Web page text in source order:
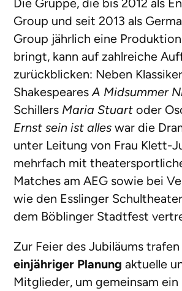
Die Gruppe, die bis 2012 als
Group und seit 2013 als
Group jährlich eine
bringt, kann auf zahlreiche
zurückblicken: Neben
ShakespearesA Midsummer
Schillers Maria Stuart oder
Ernst sein ist alles war die
unter Leitung von Frau Klett-
mehrfach mit
Matches am AEG sowie bei
wie den Esslinger
dem Böblinger Stadtfest
Zur Feier des Jubiläums
einjähriger Planung aktuelle
Mitglieder, um gemeinsam